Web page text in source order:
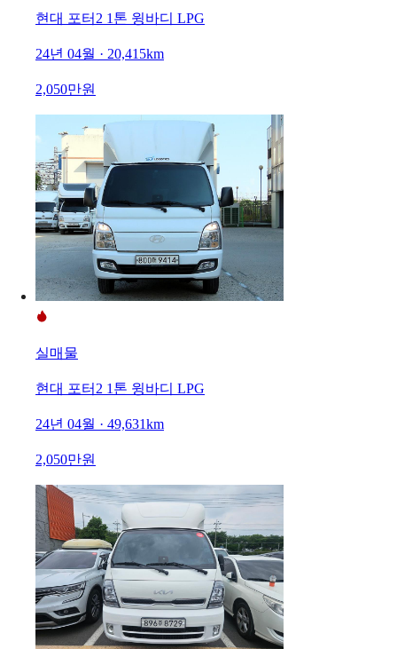
현대 포터2 1톤 윙바디 LPG
24년 04월 · 20,415km
2,050만원
실매물
현대 포터2 1톤 윙바디 LPG
24년 04월 · 49,631km
2,050만원